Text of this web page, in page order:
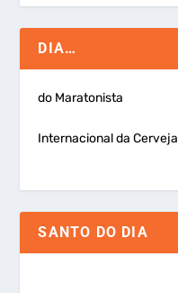
DIA…
do Maratonista
Internacional da Cerveja
SANTO DO DIA